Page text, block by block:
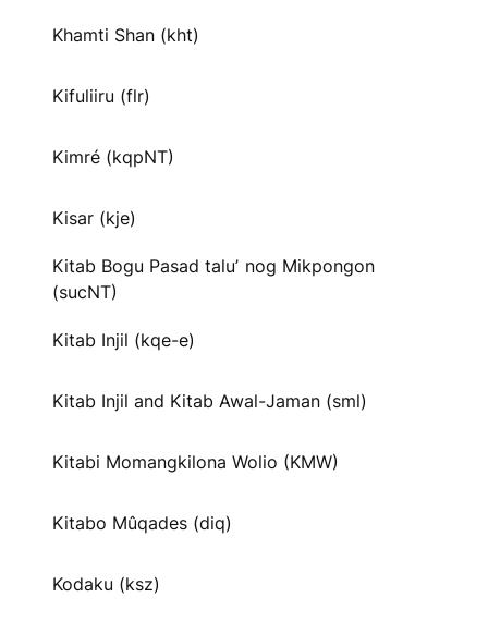
Khamti Shan (kht)
Kifuliiru (flr)
Kimré (kqpNT)
Kisar (kje)
Kitab Bogu Pasad taluʼ nog Mikpongon
(sucNT)
Kitab Injil (kqe-e)
Kitab Injil and Kitab Awal-Jaman (sml)
Kitabi Momangkilona Wolio (KMW)
Kitabo Mûqades (diq)
Kodaku (ksz)